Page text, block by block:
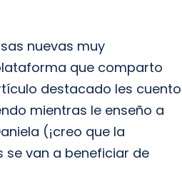
nuevas muy
que comparto
destacado les cuento
mientras le enseño a
(¡creo que la
van a beneficiar de